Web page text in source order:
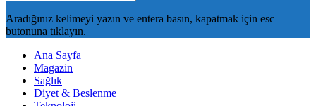
Aradığınız kelimeyi yazın ve entera basın, kapatmak için esc
butonuna tıklayın.
Ana Sayfa
Magazin
Sağlık
Diyet & Beslenme